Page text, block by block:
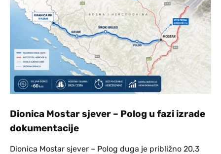
Dionica Mostar sjever – Polog u fazi izrade
dokumentacije
Dionica Mostar sjever – Polog duga je približno 20,3